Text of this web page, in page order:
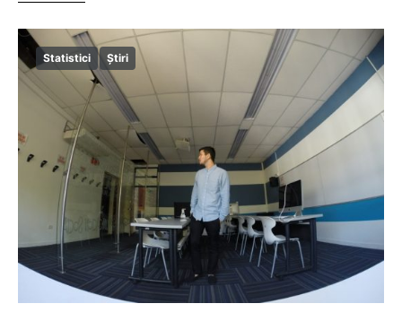
Statistici Știri